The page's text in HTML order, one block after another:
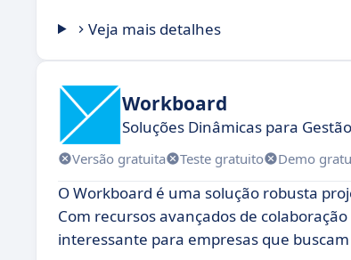
Veja mais detalhes
Workboard
Soluções Dinâmicas para
Versão gratuita Teste gratuito Demo
O Workboard é uma solução robusta
Com recursos avançados de
interessante para empresas que